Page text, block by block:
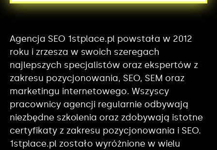
Agencja SEO 1stplace.pl powstała w 2012
roku i zrzesza w swoich szeregach
najlepszych specjalistów oraz ekspertów z
zakresu pozycjonowania, SEO, SEM oraz
marketingu internetowego. Wszyscy
pracownicy agencji regularnie odbywają
niezbędne szkolenia oraz zdobywają istotne
certyfikaty z zakresu pozycjonowania i SEO.
1stplace.pl zostało wyróżnione w wielu